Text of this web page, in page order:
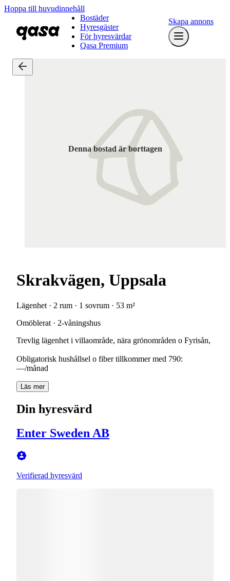
Hoppa till huvudinnehåll
Bostäder
Hyresgäster
För hyresvärdar
Qasa Premium
Skapa annons
Denna bostad är borttagen
Skrakvägen, Uppsala
Lägenhet · 2 rum · 1 sovrum · 53 m²
Omöblerat · 2-våningshus
Trevlig lägenhet i villaområde, nära grönområden o Fyrisån,
Obligatorisk hushållsel o fiber tillkommer med 790:
—/månad
Läs mer
Din hyresvärd
Enter Sweden AB
Verifierad hyresvärd